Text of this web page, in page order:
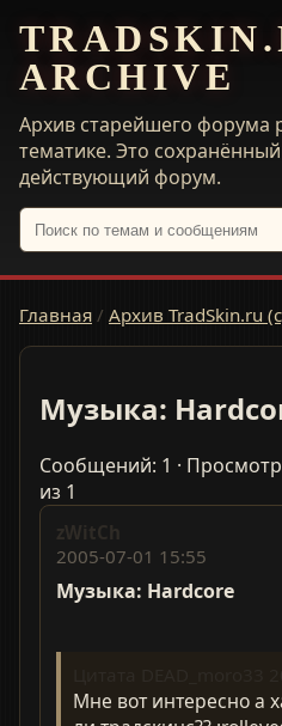
ARCHIVE
Архив старейшего форума
тематике. Это
действующий форум.
Главная / Архив TradSkin.ru
Музыка:
Сообщений: 1 ·
из 1
zWitCh
2005-07-01 15:55
Музыка: Hardcore
Мне вот интересно а